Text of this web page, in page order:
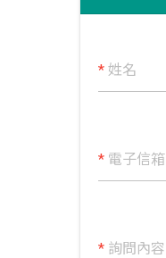
*姓名
*電子信箱
*詢問內容